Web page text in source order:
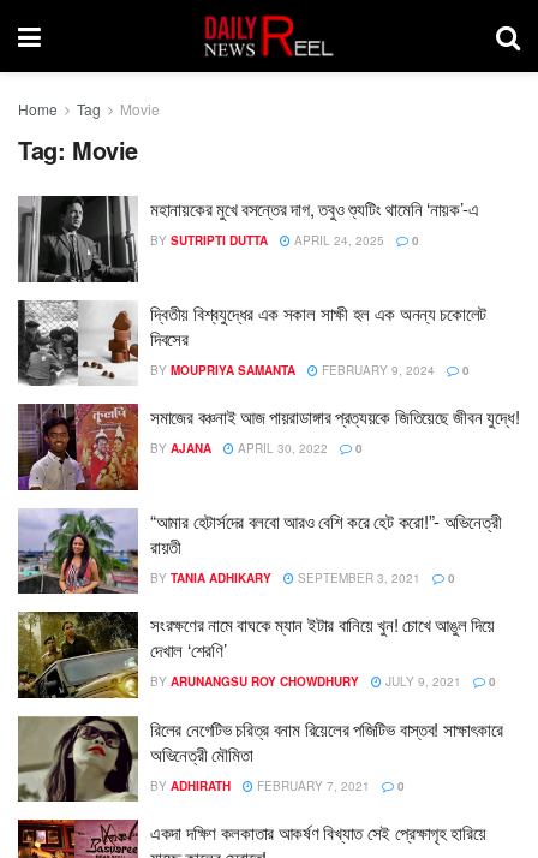
Home Tag Movie
Tag: Movie
মহানায়কের মুখে বসন্তের দাগ, তবুও শ্যুটিং থামেনি ‘নায়ক’-এ
BY SUTRIPTI DUTTA APRIL 24, 2025 0
দ্বিতীয় বিশ্বযুদ্ধের এক সকাল সাক্ষী হল এক অনন্য চকোলেট
দিবসের
BY MOUPRIYA SAMANTA FEBRUARY 9, 2024 0
সমাজের বঞ্চনাই আজ পায়রাডাঙ্গার প্রত্যয়কে জিতিয়েছে জীবন যুদ্ধে!
BY AJANA APRIL 30, 2022 0
“আমার হেটার্সদের বলবো আরও বেশি করে হেট করো!”- অভিনেত্রী
রায়তী
BY TANIA ADHIKARY SEPTEMBER 3, 2021 0
সংরক্ষণের নামে বাঘকে ম্যান ইটার বানিয়ে খুন! চোখে আঙুল দিয়ে
দেখাল ‘শেরণি’
BY ARUNANGSU ROY CHOWDHURY JULY 9, 2021 0
রিলের নেগেটিভ চরিত্র বনাম রিয়েলের পজিটিভ বাস্তব! সাক্ষাৎকারে
অভিনেত্রী মৌমিতা
BY ADHIRATH FEBRUARY 7, 2021 0
একদা দক্ষিণ কলকাতার আকর্ষণ বিখ্যাত সেই প্রেক্ষাগৃহ হারিয়ে